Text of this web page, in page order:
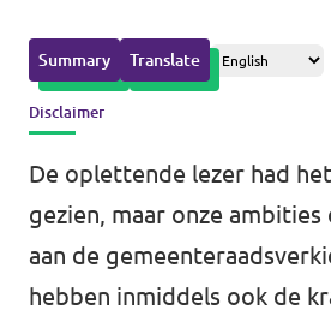
Delft
Rotterdam
Communities
Delft
Den Haag
Nieuws
Agenda
Summary Translate
Disclaimer
De oplettende lezer had
gezien, maar onze
aan de
hebben inmiddels ook de